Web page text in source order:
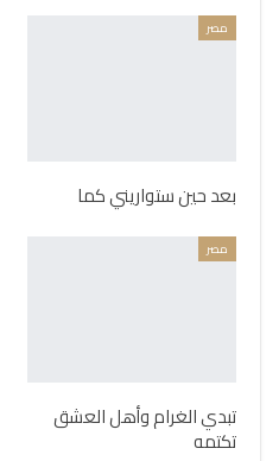
مصر
بعد حين ستواريني كما
مصر
تبدي الغرام وأهل العشق
تكتمه